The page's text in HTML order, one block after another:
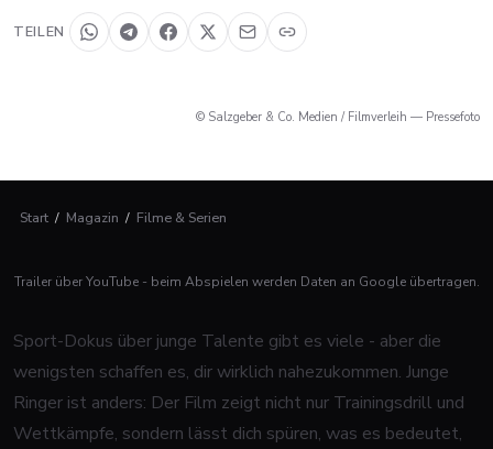
TEILEN
© Salzgeber & Co. Medien / Filmverleih — Pressefoto
Start / Magazin / Filme & Serien
Trailer über YouTube - beim Abspielen werden Daten an Google übertragen.
Sport-Dokus über junge Talente gibt es viele - aber die
wenigsten schaffen es, dir wirklich nahezukommen. Junge
Ringer ist anders: Der Film zeigt nicht nur Trainingsdrill und
Wettkämpfe, sondern lässt dich spüren, was es bedeutet,